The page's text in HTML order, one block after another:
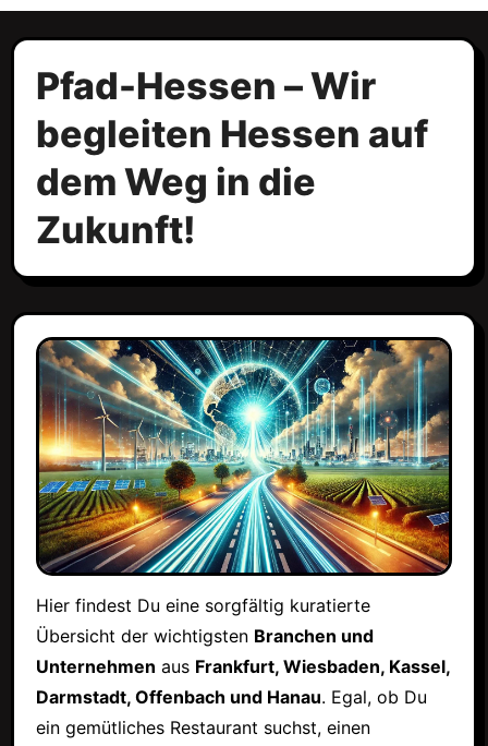
Pfad-Hessen – Wir
begleiten Hessen auf
dem Weg in die
Zukunft!
Hier findest Du eine sorgfältig kuratierte
Übersicht der wichtigsten Branchen und
Unternehmen aus Frankfurt, Wiesbaden, Kassel,
Darmstadt, Offenbach und Hanau. Egal, ob Du
ein gemütliches Restaurant suchst, einen